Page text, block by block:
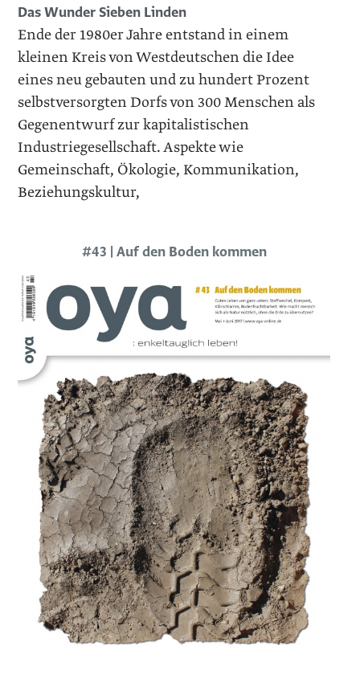
Das Wunder Sieben Linden
Ende der 1980er Jahre entstand in einem
kleinen Kreis von Westdeutschen die Idee
eines neu gebauten und zu hundert Prozent
selbstversorgten Dorfs von 300 Menschen als
Gegenentwurf zur kapitalistischen
Industriegesellschaft. Aspekte wie
Gemeinschaft, Ökologie, Kommunikation,
Beziehungskultur,
#43 | Auf den Boden kommen